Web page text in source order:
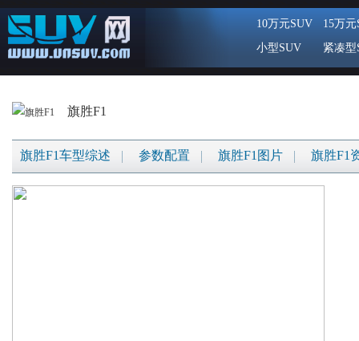
10万元SUV
15万
小型SUV
紧凑型
旗胜F1
旗胜F1车型综述 参数配置 旗胜F1图片 旗胜F1